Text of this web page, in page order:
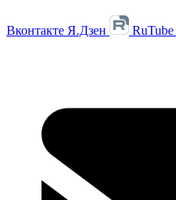
Вконтакте Я.Дзен RuTube